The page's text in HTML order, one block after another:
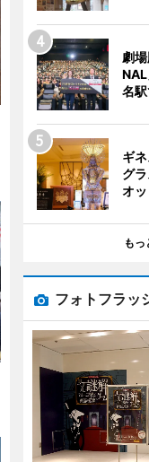
劇
名
ギ
グ
オ
もっ
フォトフラッ